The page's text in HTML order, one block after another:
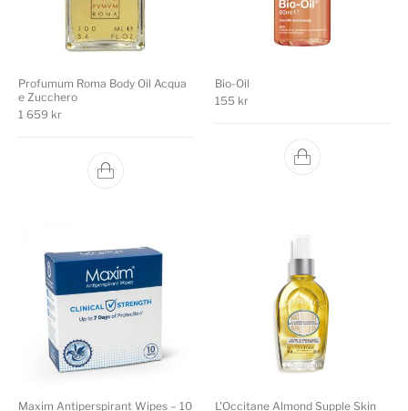
Profumum Roma Body Oil Acqua
e Zucchero
1 659 kr
Bio-Oil
155 kr
Maxim Antiperspirant Wipes – 10 L'Occitane Almond Supple Skin